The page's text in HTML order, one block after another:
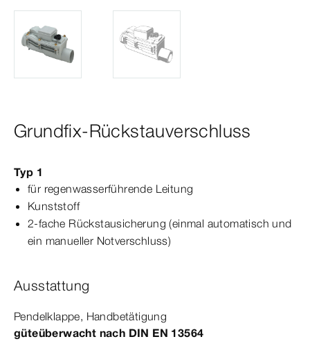
Grundfix-Rückstauverschluss
Typ 1
für regenwasserführende Leitung
Kunststoff
2-fache Rückstausicherung (einmal automatisch und
ein manueller Notverschluss)
Ausstattung
Pendel­klappe, Handbetätigung
güteüberwacht nach DIN EN 13564